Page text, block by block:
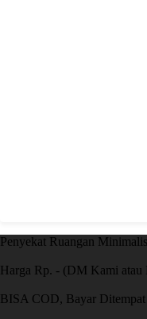
Penyekat Ruangan
Harga Rp. - (DM Kami
BISA COD, Bayar